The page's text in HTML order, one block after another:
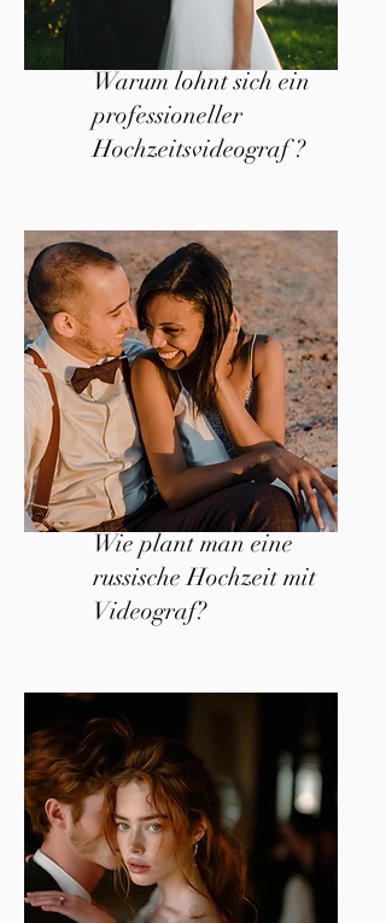
Warum lohnt sich ein
professioneller
Hochzeitsvideograf ?
Wie plant man eine
russische Hochzeit mit
Videograf?